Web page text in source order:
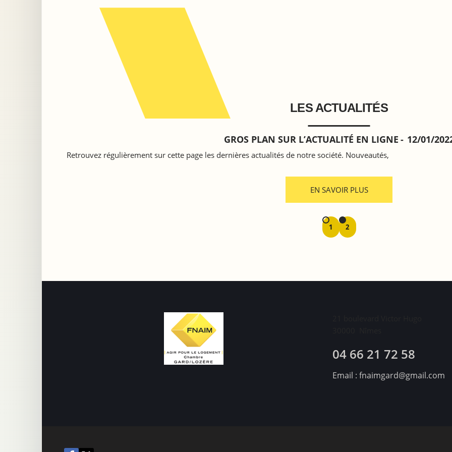
LES ACTUALITÉS
GROS PLAN SUR L’ACTUALITÉ EN LIGNE 12/01/
Retrouvez régulièrement sur cette page les dernières actualités de notre société. Nouveautés,
EN SAVOIR PLUS
1 2
04 66 21 72 58
Email :fnaimgard@gmail.com